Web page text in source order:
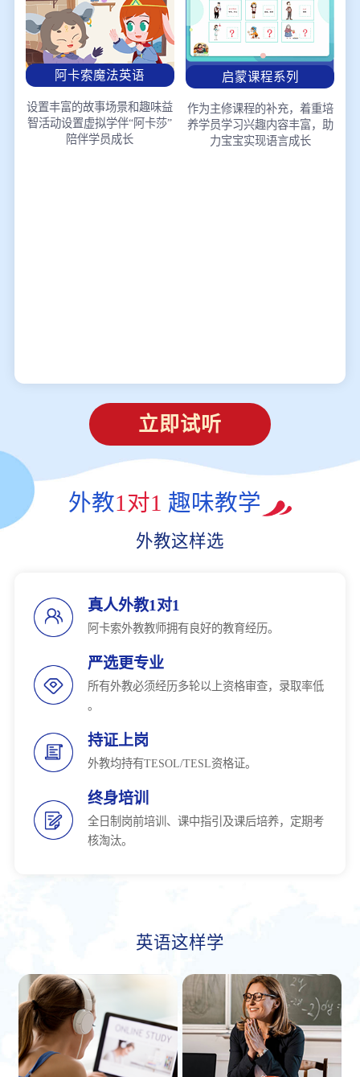
阿卡索魔法英语
设置丰富的故事场景和趣味益
智活动设置虚拟学伴“阿卡莎”
陪伴学员成长
启蒙课程系列
作为主修课程的补充，着重培
养学员学习兴趣内容丰富，助
力宝宝实现语言成长
立即试听
外教1对1 趣味教学
外教这样选
真人外教1对1
阿卡索外教教师拥有良好的教育经历。
严选更专业
所有外教必须经历多轮以上资格审查，录取率低
。
持证上岗
外教均持有TESOL/TESL资格证。
终身培训
全日制岗前培训、课中指引及课后培养，定期考
核淘汰。
英语这样学